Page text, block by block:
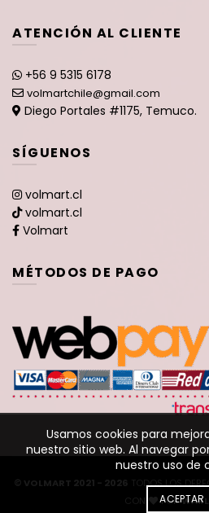
ATENCIÓN AL CLIENTE
+56 9 5315 6178
volmartchile@gmail.com
Diego Portales #1175, Temuco.
SÍGUENOS
volmart.cl
volmart.cl
Volmart
MÉTODOS DE PAGO
© VOLMART 2021 - 2026 TODOS LOS
CON
POR
Usamos cookies para
nuestro sitio web. Al navegar
nuestro uso de
ACEPTAR